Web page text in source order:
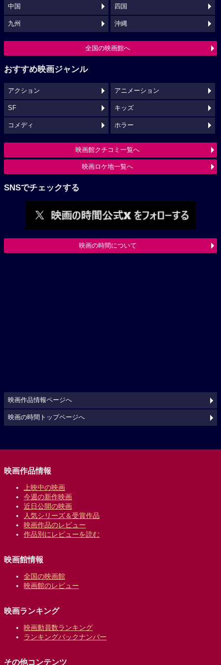
中国 四国
九州 沖縄
全国の映画館へ
おすすめ映画ジャンル
アクション アニメーション
SF キッズ
コメディ ホラー
映画館クチコミ一覧へ
映画ロケ地一覧へ
SNSでチェックする
映画の時間について
映画作品情報ページへ
映画の時間トップページへ
映画作品情報
上映中の映画
今週の新作映画
近日公開の映画
人気シリーズ＆受賞作品
映画作品のレビュー
作品別にレビューを読む
映画館情報
全国の映画館
映画館のレビュー
映画ランキング
映画動員数ランキング
ランキングバックナンバー
その他コンテンツ